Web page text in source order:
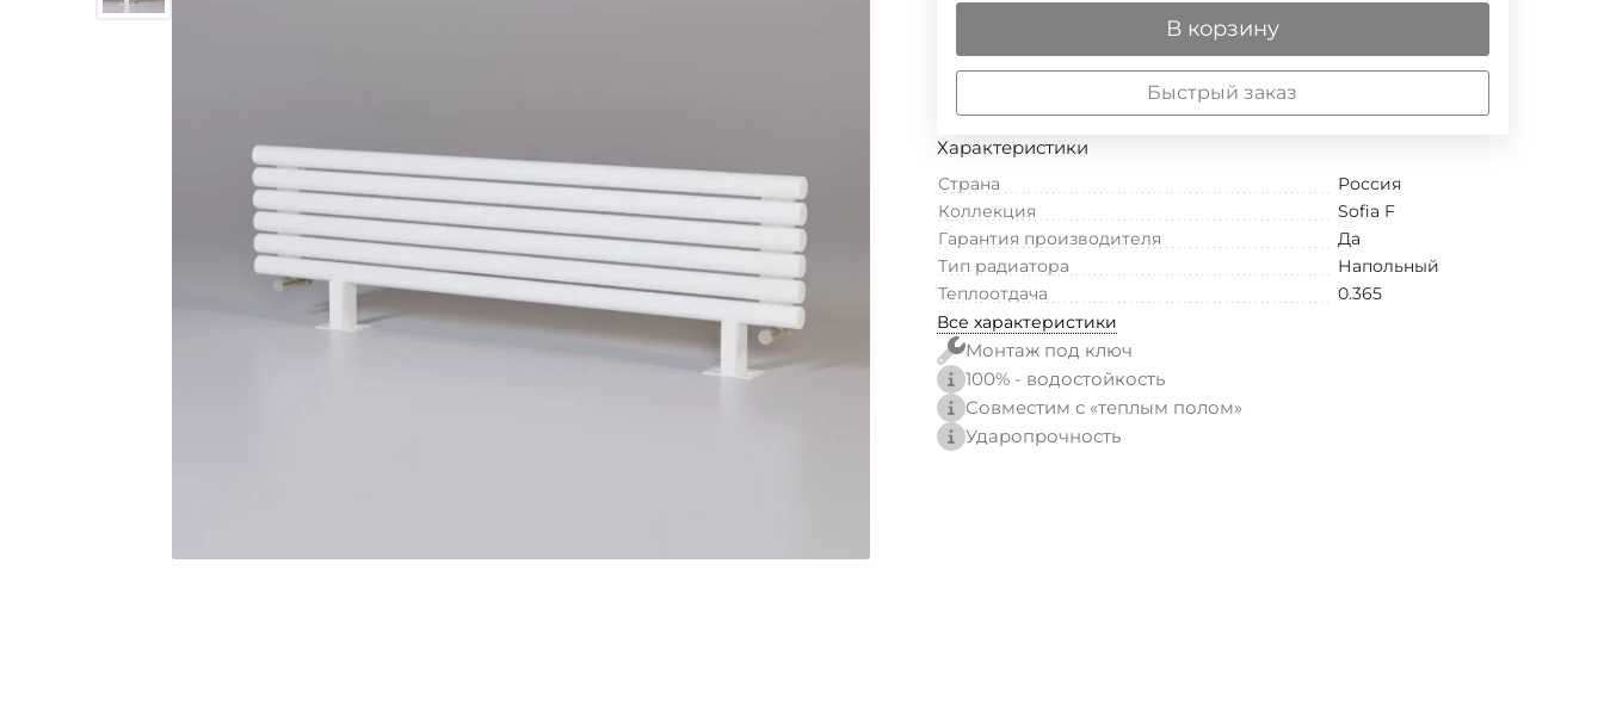
В корзину
Быстрый заказ
Характеристики
Страна
Россия
Коллекция
Sofia F
Гарантия производителя
Да
Тип радиатора
Напольный
Теплоотдача
0.365
Все характеристики
Монтаж под ключ
100% - водостойкость
Совместим с «теплым полом»
Ударопрочность